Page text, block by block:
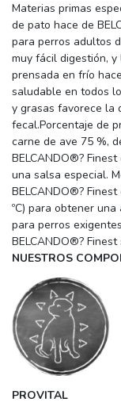
Materias primas
de pato hace de
para perros adultos
muy fácil digestión,
prensada en frío
saludable en todos
y grasas favorece la
fecal.Porcentaje de
carne de ave 75 %,
BELCANDO®?
una salsa especial.
BELCANDO®?
ºC) para obtener
para perros
BELCANDO®?
NUESTROS
PROVITAL